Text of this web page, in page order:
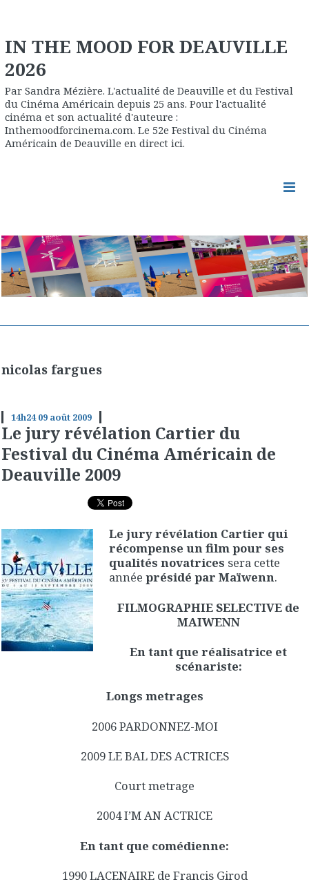
IN THE MOOD FOR DEAUVILLE
2026
Par Sandra Mézière. L'actualité de Deauville et du Festival
du Cinéma Américain depuis 25 ans. Pour l'actualité
cinéma et son actualité d'auteure :
Inthemoodforcinema.com. Le 52e Festival du Cinéma
Américain de Deauville en direct ici.
nicolas fargues
14h24 09 août 2009
Le jury révélation Cartier du
Festival du Cinéma Américain de
Deauville 2009
Le jury révélation Cartier qui
récompense un film pour ses
qualités novatrices sera cette
annéeprésidé par Maïwenn.
FILMOGRAPHIE SELECTIVE de
MAIWENN
En tant que réalisatrice et
scénariste:
Longs metrages
2006 PARDONNEZ-MOI
2009 LE BAL DES ACTRICES
Court metrage
2004 I’M AN ACTRICE
En tant que comédienne:
1990 LACENAIRE de Francis Girod